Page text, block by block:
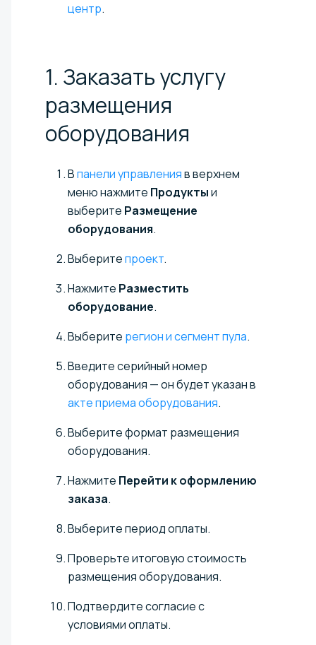
центр.
1. Заказать услугу
размещения
оборудования
Впанели управленияв верхнем
меню нажмите Продуктыи
выберите Размещение
оборудования.
Выберитепроект.
Нажмите Разместить
оборудование.
Выберите регион и сегмент пула.
Введите серийный номер
оборудования — он будет указан в
акте приема оборудования.
Выберите формат размещения
оборудования.
Нажмите Перейти к оформлению
заказа.
Выберите период оплаты.
Проверьте итоговую стоимость
размещения оборудования.
Подтвердите согласие с
условиями оплаты.